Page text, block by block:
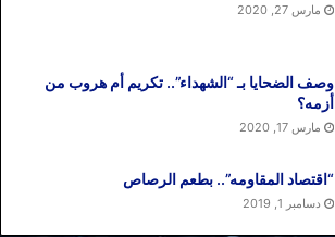
مارس 27, 2020
وصف الضحایا بـ “الشهداء”.. تکریم أم هروب من
أزمه؟
مارس 17, 2020
“اقتصاد المقاومه”.. بطعم الرصاص
دسامبر 1, 2019